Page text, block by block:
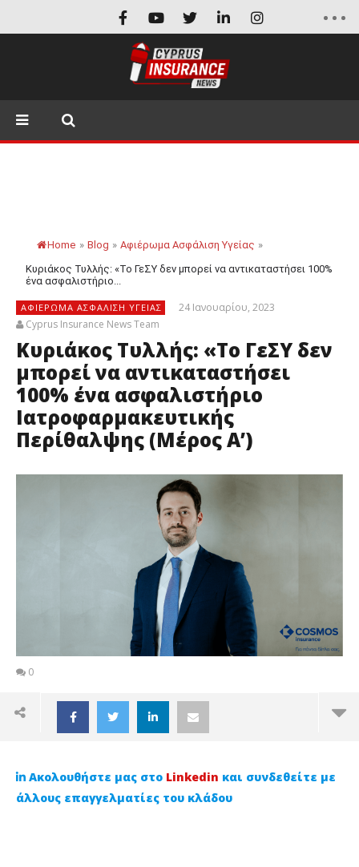
Home » Blog » Αφιέρωμα Ασφάλιση Υγείας »
Κυριάκος Τυλλής: «Το ΓεΣΥ δεν μπορεί να αντικαταστήσει 100%
ένα ασφαλιστήριο...
ΑΦΙΈΡΩΜΑ ΑΣΦΆΛΙΣΗ ΥΓΕΊΑΣ
24 Ιανουαρίου, 2023
Cyprus Insurance News Team
Κυριάκος Τυλλής: «Το ΓεΣΥ δεν
μπορεί να αντικαταστήσει
100% ένα ασφαλιστήριο
Ιατροφαρμακευτικής
Περίθαλψης (Μέρος Α’)
0
Ακολουθήστε μας στο Linkedin και συνδεθείτε με
άλλους επαγγελματίες του κλάδου